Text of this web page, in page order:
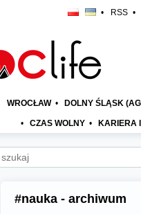
• RSS •
WROCŁAW • DOLNY ŚLĄSK
• CZAS WOLNY • KARIERA
#nauka - archiwum